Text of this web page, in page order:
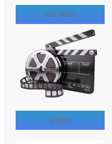
Siti Web
Video